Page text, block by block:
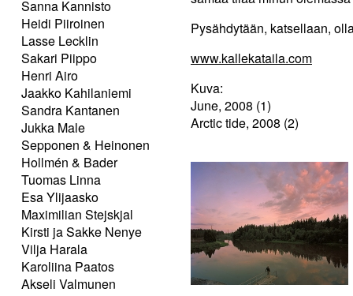
Sanna Kannisto
Heidi Piiroinen
Lasse Lecklin
Sakari Piippo
Henri Airo
Jaakko Kahilaniemi
Sandra Kantanen
Jukka Male
Sepponen & Heinonen
Hollmén & Bader
Tuomas Linna
Esa Ylijaasko
Maximilian Stejskjal
Kirsti ja Sakke Nenye
Vilja Harala
Karoliina Paatos
Akseli Valmunen
Pysähdytään, katsellaan,
www.kallekataila.com
Kuva:
June, 2008 (1)
Arctic tide, 2008 (2)